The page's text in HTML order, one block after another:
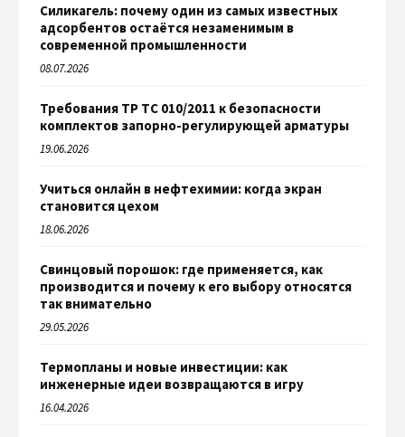
Силикагель: почему один из самых известных
адсорбентов остаётся незаменимым в
современной промышленности
08.07.2026
Требования ТР ТС 010/2011 к безопасности
комплектов запорно-регулирующей арматуры
19.06.2026
Учиться онлайн в нефтехимии: когда экран
становится цехом
18.06.2026
Свинцовый порошок: где применяется, как
производится и почему к его выбору относятся
так внимательно
29.05.2026
Термопланы и новые инвестиции: как
инженерные идеи возвращаются в игру
16.04.2026